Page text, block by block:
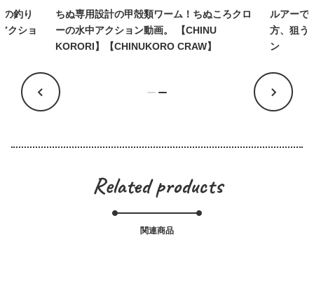
ろクロ
ルアーでチヌ釣り初心者講座。3種類の釣り
方、狙う場所、使用ルアー、ロッドアクショ
ン
ちぬ専用
ーの水中
KORORI
Related products
関連商品